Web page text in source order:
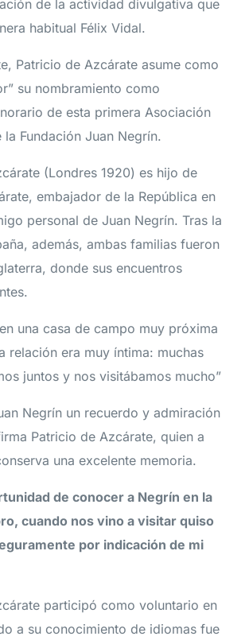
de la actividad divulgativa que
habitual Félix Vidal.
Patricio de Azcárate asume como
su nombramiento como
de esta primera Asociación
Fundación Juan Negrín.
(Londres 1920) es hijo de
embajador de la República en
personal de Juan Negrín. Tras la
además, ambas familias fueron
donde sus encuentros
una casa de campo muy próxima
relación era muy íntima: muchas
juntos y nos visitábamos mucho”
Negrín un recuerdo y admiración
Patricio de Azcárate, quien a
una excelente memoria.
de conocer a Negrín en la
cuando nos vino a visitar quiso
por indicación de mi
participó como voluntario en
a su conocimiento de idiomas fue